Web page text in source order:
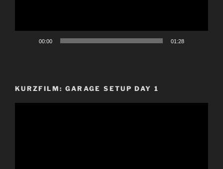
00:00 01:28
KURZFILM: GARAGE SETUP DAY 1